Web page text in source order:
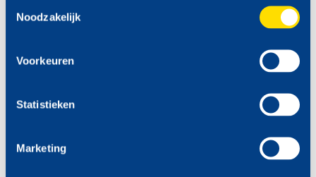
Noodzakelijk
Voorkeuren
Statistieken
Marketing